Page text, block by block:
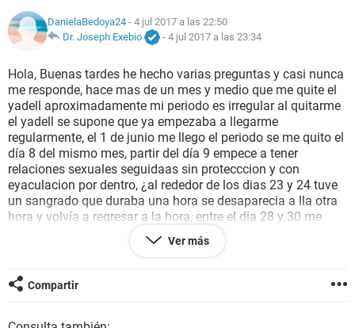
NUTRICIÓN
BIENESTAR
SEXUALIDAD
GLOSARIO
DanielaBedoya24 - 4 jul 2017 a las 22:50
Dr. Joseph Exebio
- 4 jul 2017 a las 23:34
Hola, Buenas tardes he hecho varias preguntas y casi nunca
me responde, hace mas de un mes y medio que me quite el
yadell aproximadamente mi periodo es irregular al quitarme
el yadell se supone que ya empezaba a llegarme
regularmente, el 1 de junio me llego el periodo se me quito el
día 8 del mismo mes, partir del día 9 empece a tener
relaciones sexuales seguidaas sin protecccion y con
eyaculacion por dentro, ¿al rededor de los dias 23 y 24 tuve
un sangrado que duraba una hora se desaparecia a lla otra
hora y volvía a regresar a la hora, entre el dia 28 y 30 me
realizee un test de embarazo en sangre lo cual salio
negativo,que puedo hacer? porque no me ha llegado el
cuando me lo puedo volver a realiza
Ver más
Compartir